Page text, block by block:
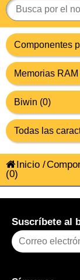
Inicio /
(0)
Suscríbete al